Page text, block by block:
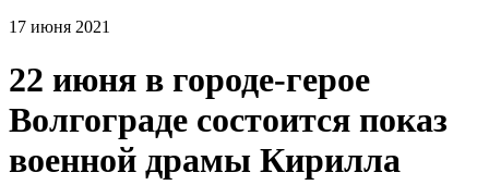
17 июня 2021
22 июня в городе-герое
Волгограде состоится показ
военной драмы Кирилла